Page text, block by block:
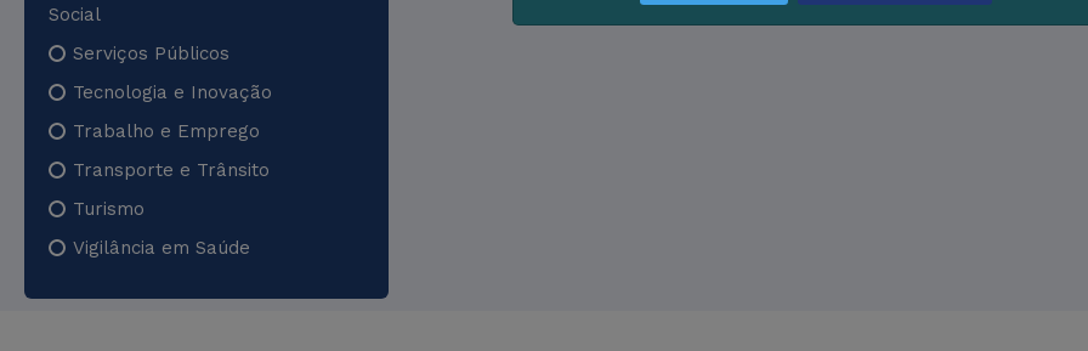
Social
Serviços Públicos
Tecnologia e Inovação
Trabalho e Emprego
Transporte e Trânsito
Turismo
Vigilância em Saúde